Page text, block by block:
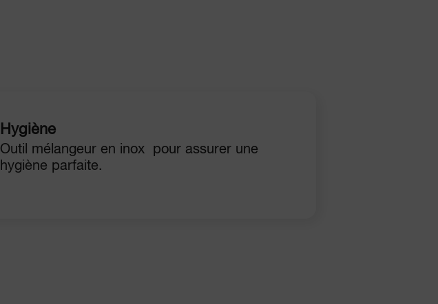
Hygiène
Outil mélangeur en inox pour assurer une
hygiène parfaite.